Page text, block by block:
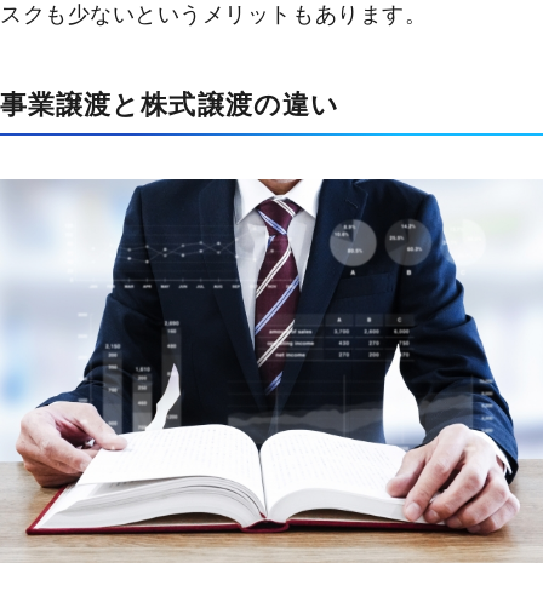
スクも少ないというメリットもあります。
事業譲渡と株式譲渡の違い